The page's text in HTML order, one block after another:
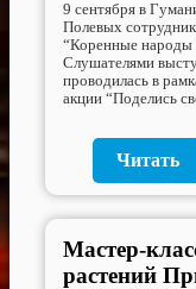
9 сентября в
Полевых
“Коренные народы
Слушателями
проводилась в
акции “Поделись
Читать
Мастер-
растений